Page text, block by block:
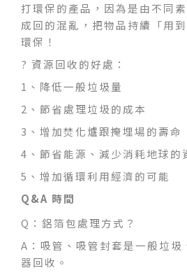
打環保的產品，因為是由不同
成回的混亂，把物品持續「用
環保！
? 資源回收的好處：
1、降低一般垃圾量
2、節省處理垃圾的成本
3、增加焚化爐跟掩埋場的壽命
4、節省能源、減少消耗地球的
5、增加循環利用經濟的可能
Q&A 時間
Q：鋁箔包處理方式？
A：吸管、吸管封套是一般垃圾
器回收。